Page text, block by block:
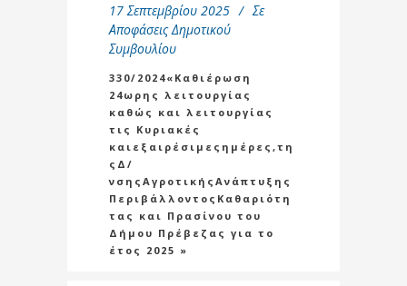
17 Σεπτεμβρίου 2025
Σε
Αποφάσεις Δημοτικού
Συμβουλίου
330/2024«Καθιέρωση
24ωρης λειτουργίας
καθώς και λειτουργίας
τις Κυριακές
καιεξαιρέσιμεςημέρες,τη
ςΔ/
νσηςΑγροτικήςΑνάπτυξης
ΠεριβάλλοντοςΚαθαριότη
τας και Πρασίνου του
Δήμου Πρέβεζας για το
έτος 2025 »